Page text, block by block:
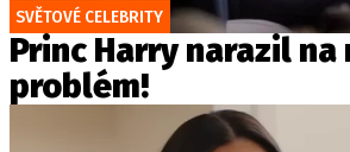
SVĚTOVÉ CELEBRITY
Princ Harry narazil na
problém!